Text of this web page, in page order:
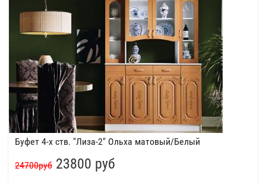
Буфет 4-х ств. "Лиза-2" Ольха матовый/Белый
24700руб 23800 руб